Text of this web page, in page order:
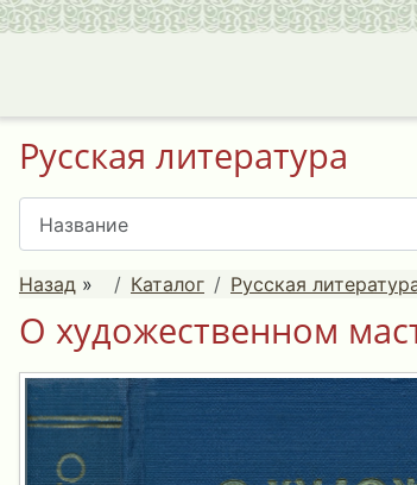
Русская литература
Назад » Каталог Русская
О художественном